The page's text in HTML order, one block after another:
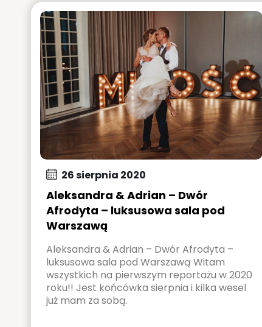
26 sierpnia 2020
Aleksandra & Adrian – Dwór
Afrodyta – luksusowa sala pod
Warszawą
Aleksandra & Adrian – Dwór Afrodyta –
luksusowa sala pod Warszawą Witam
wszystkich na pierwszym reportażu w 2020
roku!! Jest końcówka sierpnia i kilka wesel
już mam za sobą.